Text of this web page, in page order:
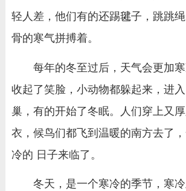
轻人差，他们有的还踢毽子，跳跳
骨的寒气拼搏着。
每年的冬至过后，天气会更加
收起了笑脸，小动物都躲起来，进
巢，有的开始了冬眠。人们穿上又
衣，候鸟们都飞到温暖的南方去了
冷的 日子来临了。
冬天，是一个寒冷的季节，寒